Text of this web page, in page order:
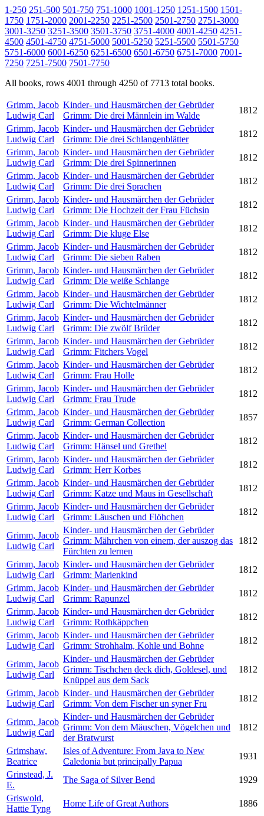
1-250 251-500 501-750 751-1000 1001-1250 1251-1500 1501-
1750 1751-2000 2001-2250 2251-2500 2501-2750 2751-3000
3001-3250 3251-3500 3501-3750 3751-4000 4001-4250 4251-
4500 4501-4750 4751-5000 5001-5250 5251-5500 5501-5750
5751-6000 6001-6250 6251-6500 6501-6750 6751-7000 7001-
7250 7251-7500 7501-7750
All books, rows 4001 through 4250 of 7713 total books.
Grimm, Jacob
Ludwig Carl
Kinder- und Hausmärchen der Gebrüder
Grimm: Die drei Männlein im Walde
1812
Grimm, Jacob
Ludwig Carl
Kinder- und Hausmärchen der Gebrüder
Grimm: Die drei Schlangenblätter
1812
Grimm, Jacob
Ludwig Carl
Kinder- und Hausmärchen der Gebrüder
Grimm: Die drei Spinnerinnen
1812
Grimm, Jacob
Ludwig Carl
Kinder- und Hausmärchen der Gebrüder
Grimm: Die drei Sprachen
1812
Grimm, Jacob
Ludwig Carl
Kinder- und Hausmärchen der Gebrüder
Grimm: Die Hochzeit der Frau Füchsin
1812
Grimm, Jacob
Ludwig Carl
Kinder- und Hausmärchen der Gebrüder
Grimm: Die kluge Else
1812
Grimm, Jacob
Ludwig Carl
Kinder- und Hausmärchen der Gebrüder
Grimm: Die sieben Raben
1812
Grimm, Jacob
Ludwig Carl
Kinder- und Hausmärchen der Gebrüder
Grimm: Die weiße Schlange
1812
Grimm, Jacob
Ludwig Carl
Kinder- und Hausmärchen der Gebrüder
Grimm: Die Wichtelmänner
1812
Grimm, Jacob
Ludwig Carl
Kinder- und Hausmärchen der Gebrüder
Grimm: Die zwölf Brüder
1812
Grimm, Jacob
Ludwig Carl
Kinder- und Hausmärchen der Gebrüder
Grimm: Fitchers Vogel
1812
Grimm, Jacob
Ludwig Carl
Kinder- und Hausmärchen der Gebrüder
Grimm: Frau Holle
1812
Grimm, Jacob
Ludwig Carl
Kinder- und Hausmärchen der Gebrüder
Grimm: Frau Trude
1812
Grimm, Jacob
Ludwig Carl
Kinder- und Hausmärchen der Gebrüder
Grimm: German Collection
1857
Grimm, Jacob
Ludwig Carl
Kinder- und Hausmärchen der Gebrüder
Grimm: Hänsel und Grethel
1812
Grimm, Jacob
Ludwig Carl
Kinder- und Hausmärchen der Gebrüder
Grimm: Herr Korbes
1812
Grimm, Jacob
Ludwig Carl
Kinder- und Hausmärchen der Gebrüder
Grimm: Katze und Maus in Gesellschaft
1812
Grimm, Jacob
Ludwig Carl
Kinder- und Hausmärchen der Gebrüder
Grimm: Läuschen und Flöhchen
1812
Grimm, Jacob
Ludwig Carl
Kinder- und Hausmärchen der Gebrüder
Grimm: Mährchen von einem, der auszog das
Fürchten zu lernen
1812
Grimm, Jacob
Ludwig Carl
Kinder- und Hausmärchen der Gebrüder
Grimm: Marienkind
1812
Grimm, Jacob
Ludwig Carl
Kinder- und Hausmärchen der Gebrüder
Grimm: Rapunzel
1812
Grimm, Jacob
Ludwig Carl
Kinder- und Hausmärchen der Gebrüder
Grimm: Rothkäppchen
1812
Grimm, Jacob
Ludwig Carl
Kinder- und Hausmärchen der Gebrüder
Grimm: Strohhalm, Kohle und Bohne
1812
Grimm, Jacob
Ludwig Carl
Kinder- und Hausmärchen der Gebrüder
Grimm: Tischchen deck dich, Goldesel, und
Knüppel aus dem Sack
1812
Grimm, Jacob
Ludwig Carl
Kinder- und Hausmärchen der Gebrüder
Grimm: Von dem Fischer un syner Fru
1812
Grimm, Jacob
Ludwig Carl
Kinder- und Hausmärchen der Gebrüder
Grimm: Von dem Mäuschen, Vögelchen und
der Bratwurst
1812
Grimshaw,
Beatrice
Isles of Adventure: From Java to New
Caledonia but principally Papua
1931
Grinstead, J.
E.
The Saga of Silver Bend
1929
Griswold,
Hattie Tyng
Home Life of Great Authors 1886